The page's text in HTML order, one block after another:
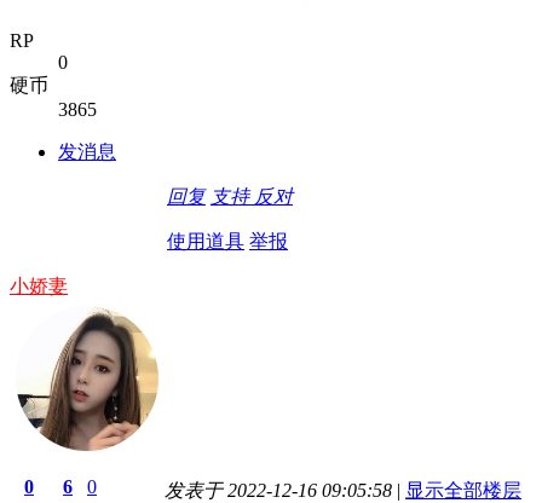
RP
0
硬币
3865
发消息
回复 支持 反对
使用道具 举报
小娇妻
0 6 0 发表于 2022-12-16 09:05:58 | 显示全部楼层